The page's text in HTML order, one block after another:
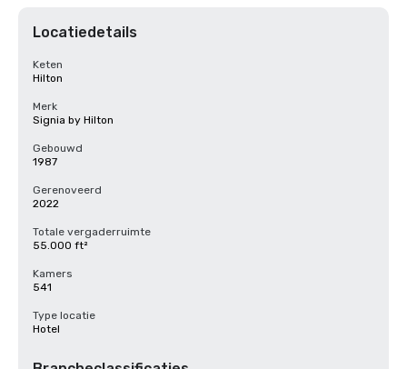
Locatiedetails
Keten
Hilton
Merk
Signia by Hilton
Gebouwd
1987
Gerenoveerd
2022
Totale vergaderruimte
55.000 ft²
Kamers
541
Type locatie
Hotel